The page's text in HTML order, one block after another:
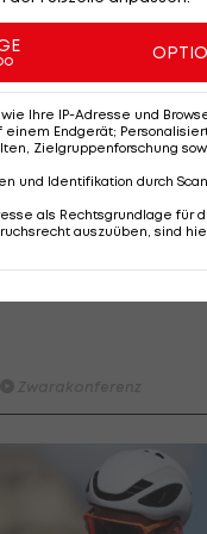
Stammtisch bei Andy
Ihre IP-Adresse und
Endgerät;
Zielgruppenforschung
und Identifikation durch
als Rechtsgrundlage für
auszuüben, sind